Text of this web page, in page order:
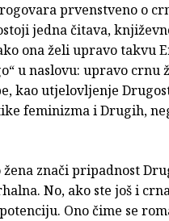
prvenstveno o
jedna čitava,
ona želi upravo takvu
u naslovu: upravo crnu
kao utjelovljenje
feminizma i Drugih,
znači pripadnost
No, ako ste još i
Ono čime se